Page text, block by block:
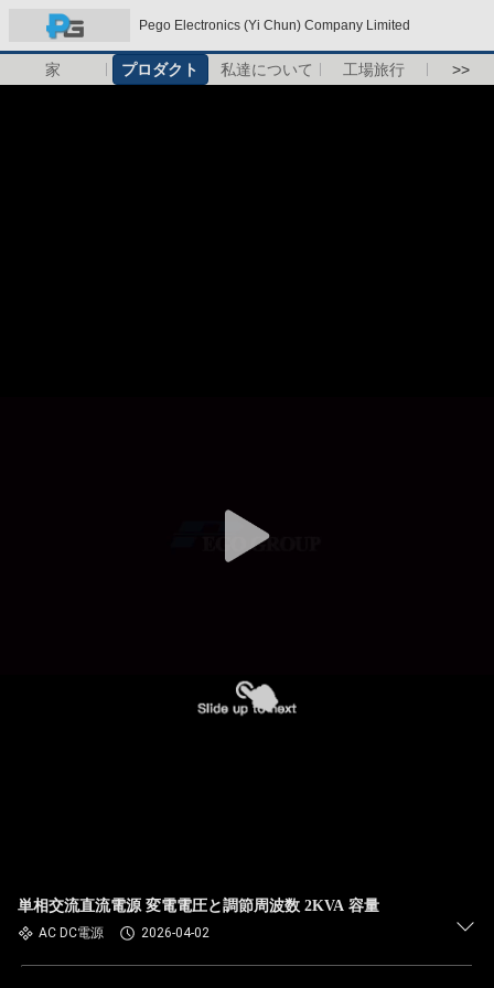
Pego Electronics (Yi Chun) Company Limited
家 プロダクト 私達について 工場旅行 >>
単相交流直流電源 変電電圧と調節周波数 2KVA 容量
AC DC電源 2026-04-02